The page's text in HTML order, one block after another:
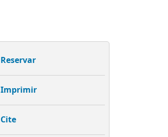
Reservar
Imprimir
Cite